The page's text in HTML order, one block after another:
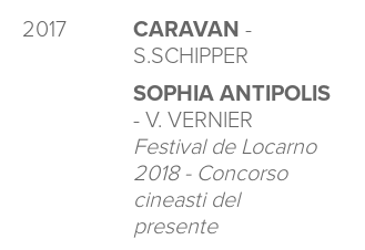
2017 CARAVAN -
S.SCHIPPER
SOPHIA ANTIPOLIS
- V. VERNIER
Festival de Locarno
2018 - Concorso
cineasti del
presente